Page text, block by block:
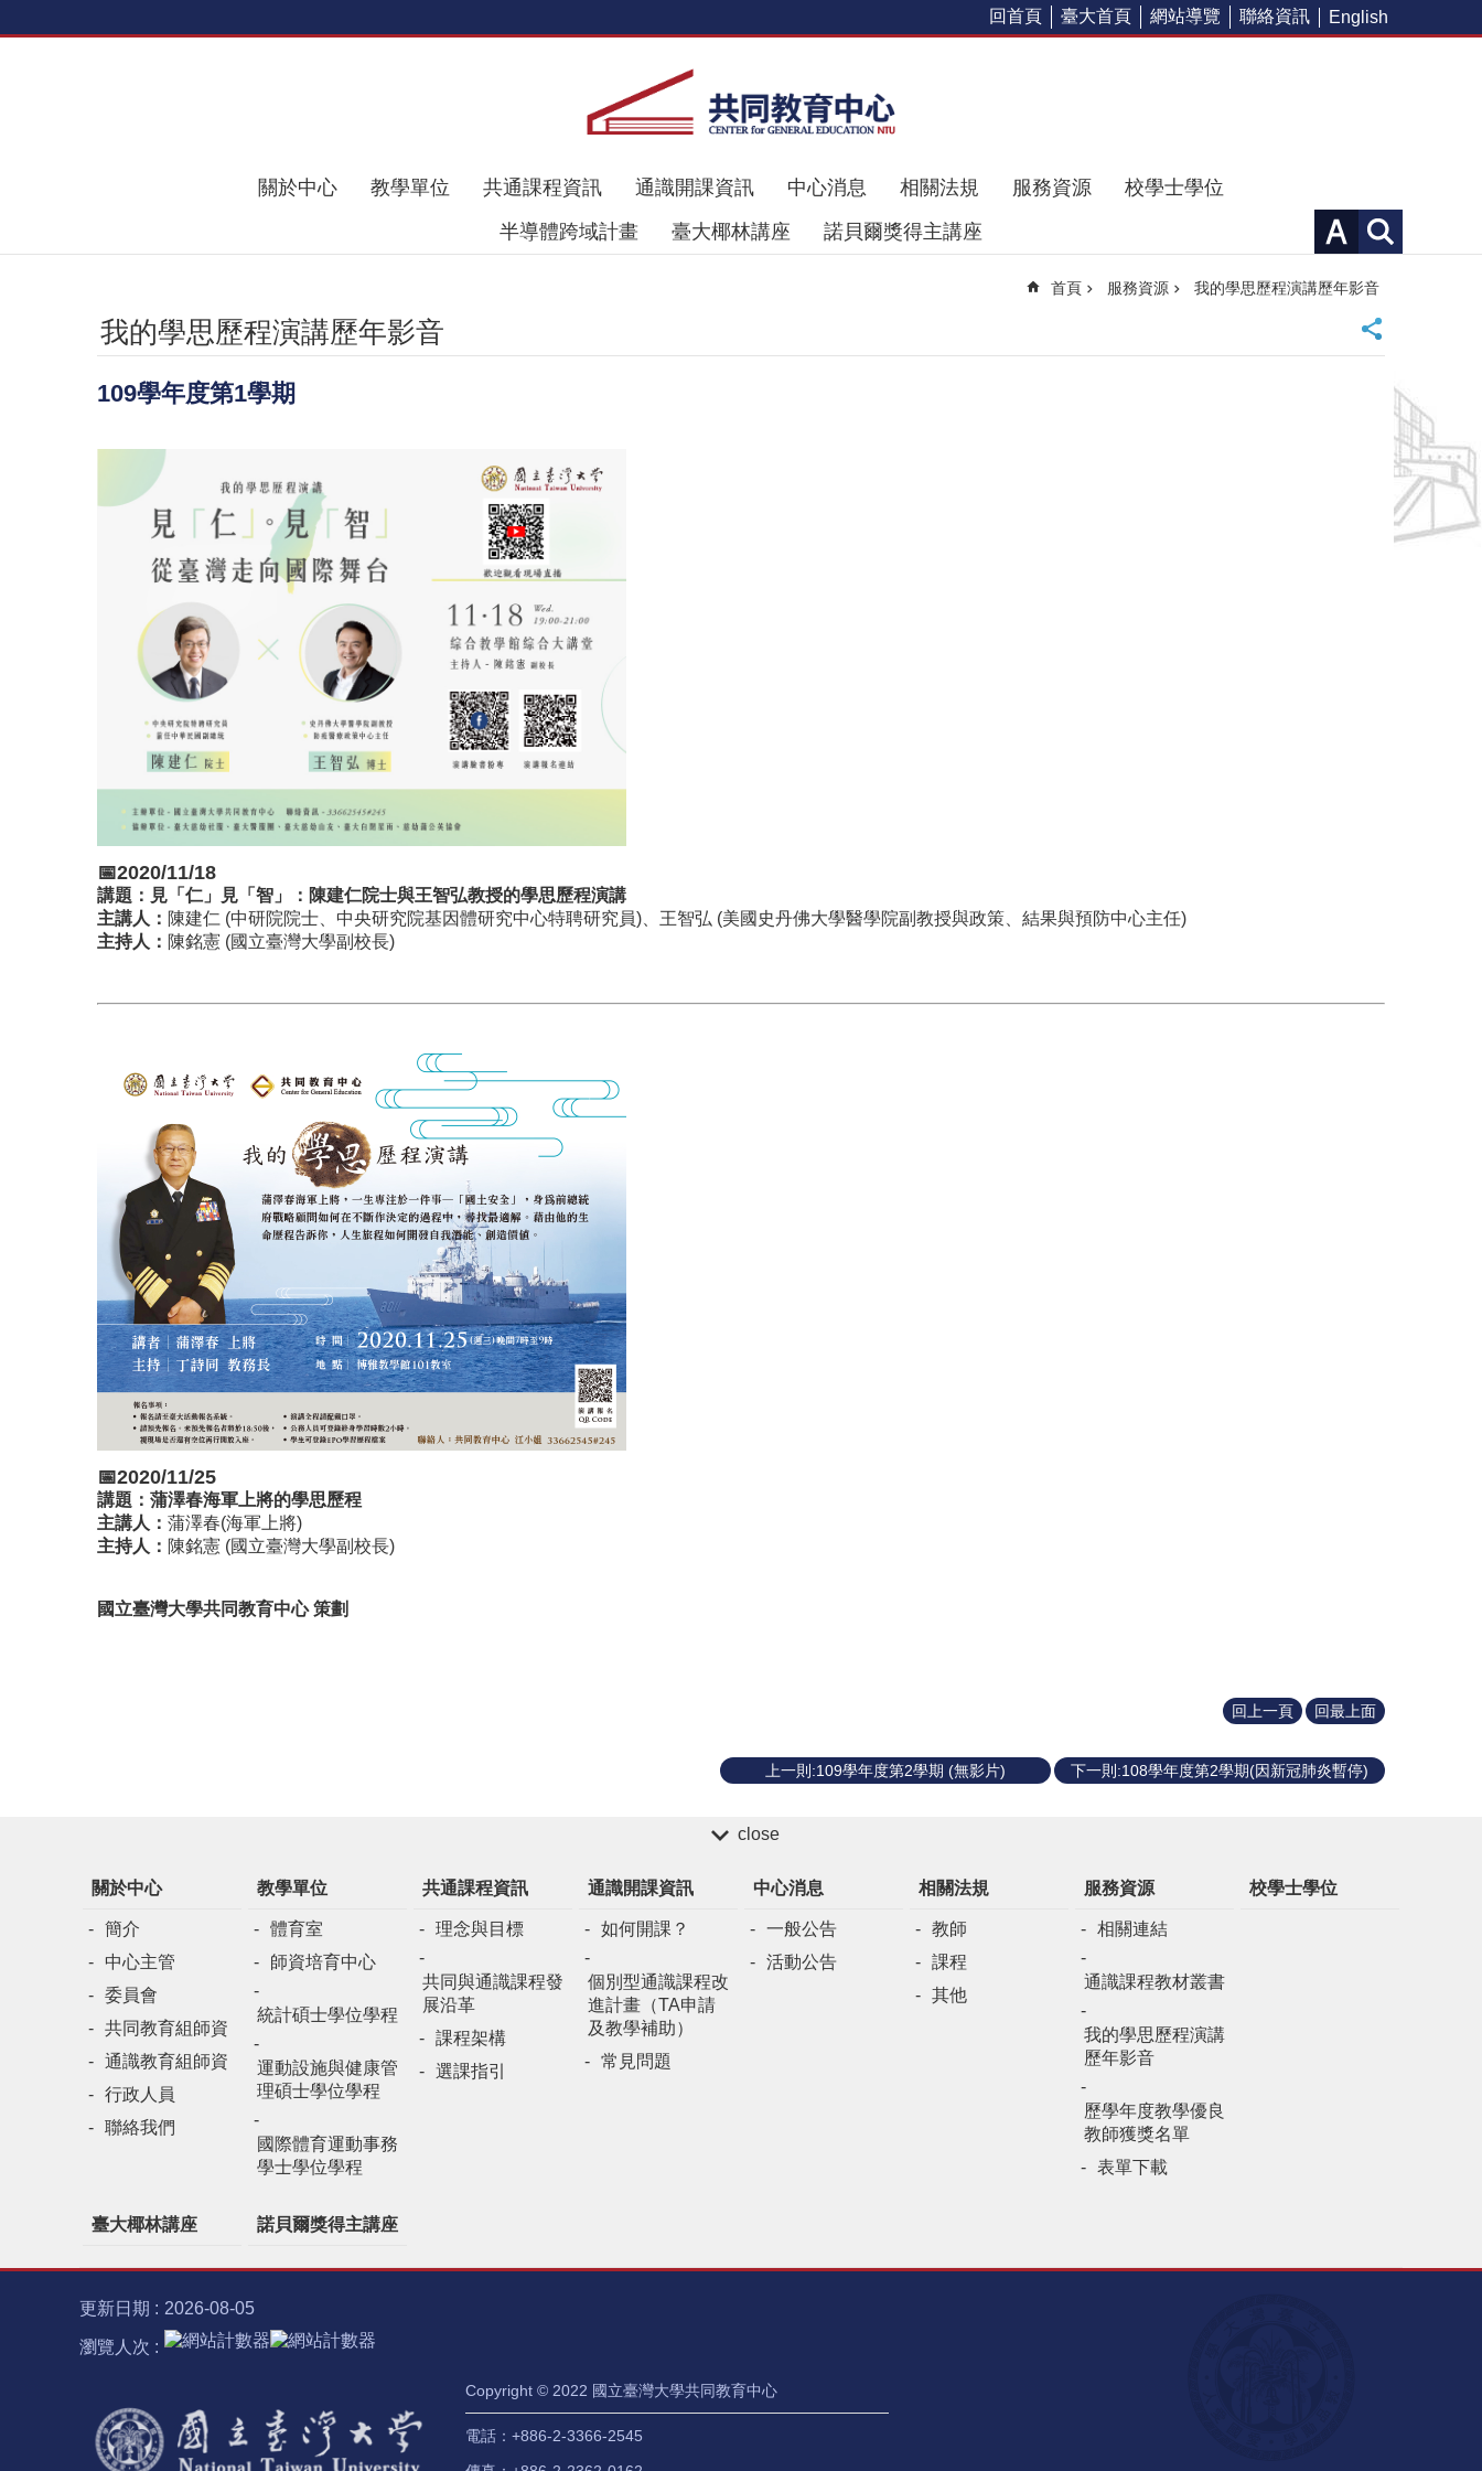
回首頁 臺大首頁 網站導覽 聯絡資訊 English
關於中心 教學單位 共通課程資訊 通識開課資訊 中心消息 相關法規 服務資源
校學士學位
半導體跨域計畫
臺大椰林講座 諾貝爾獎得主講座
首頁 服務資源 我的學思歷程演講歷年影音
我的學思歷程演講歷年影音
109學年度第1學期
📅2020/11/18
講題： 見「仁」見「智」：陳建仁院士與王智弘教授的學思歷程演講
主講人： 陳建仁 (中研院院士、中央研究院基因體研究中心特聘研究員)、王智弘 (美國史丹佛大學醫學院副教授與政策、結果與預防中心主任)
主持人： 陳銘憲 (國立臺灣大學副校長)
📅2020/11/25
講題： 蒲澤春海軍上將的學思歷程
主講人： 蒲澤春(海軍上將)
主持人： 陳銘憲 (國立臺灣大學副校長)
國立臺灣大學共同教育中心 策劃
回上一頁 回最上面
上一則:109學年度第2學期 (無影片) 下一則:108學年度第2學期(因新冠肺炎暫停)
close
關於中心
簡介
中心主管
委員會
共同教育組師資
通識教育組師資
行政人員
聯絡我們
教學單位
體育室
師資培育中心
統計碩士學位學程
運動設施與健康管
理碩士學位學程
國際體育運動事務
學士學位學程
共通課程資訊
理念與目標
共同與通識課程發
展沿革
課程架構
選課指引
通識開課資訊
如何開課？
個別型通識課程改
進計畫（TA申請
及教學補助）
常見問題
中心消息
一般公告
活動公告
相關法規
教師
課程
其他
服務資源
相關連結
通識課程教材叢書
我的學思歷程演講
歷年影音
歷學年度教學優良
教師獲獎名單
表單下載
校學士學位
臺大椰林講座 諾貝爾獎得主講座
更新日期 2026-08-05
瀏覽人次
Copyright © 2022 國立臺灣大學共同教育中心
電話：+886-2-3366-2545